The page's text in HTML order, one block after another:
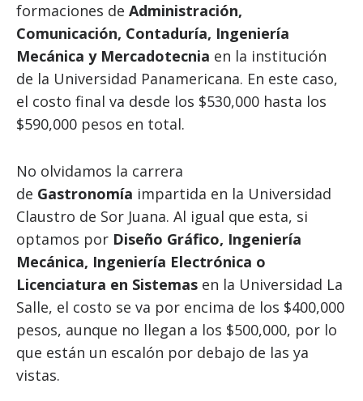
formaciones de Administración,
Comunicación, Contaduría, Ingeniería
Mecánica y Mercadotecnia en la institución
de la Universidad Panamericana. En este caso,
el costo final va desde los $530,000 hasta los
$590,000 pesos en total.
No olvidamos la carrera
de Gastronomía impartida en la Universidad
Claustro de Sor Juana. Al igual que esta, si
optamos por Diseño Gráfico, Ingeniería
Mecánica, Ingeniería Electrónica o
Licenciatura en Sistemas en la Universidad La
Salle, el costo se va por encima de los $400,000
pesos, aunque no llegan a los $500,000, por lo
que están un escalón por debajo de las ya
vistas.